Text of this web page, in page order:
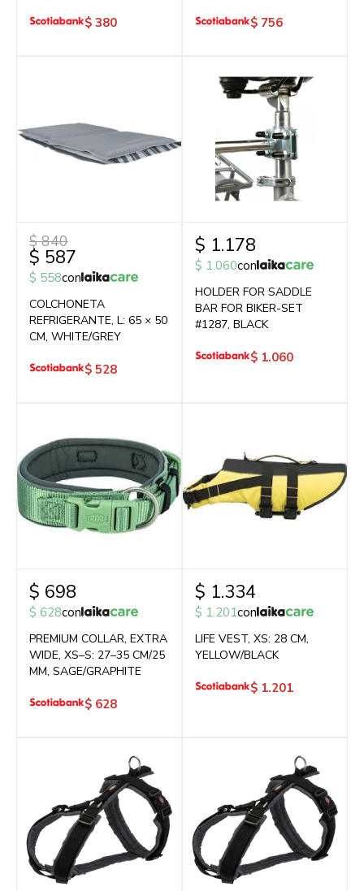
$ 380 $ 756
$ 587
$ 840
$ 558con
COLCHONETA
REFRIGERANTE, L: 65 × 50
CM, WHITE/GREY
$ 528
$ 1.178
$ 1.060con
HOLDER FOR SADDLE
BAR FOR BIKER-SET
#1287, BLACK
$ 1.060
$ 698
$ 628con
PREMIUM COLLAR, EXTRA
WIDE, XS–S: 27–35 CM/25
MM, SAGE/GRAPHITE
$ 628
$ 1.334
$ 1.201con
LIFE VEST, XS: 28 CM,
YELLOW/BLACK
$ 1.201